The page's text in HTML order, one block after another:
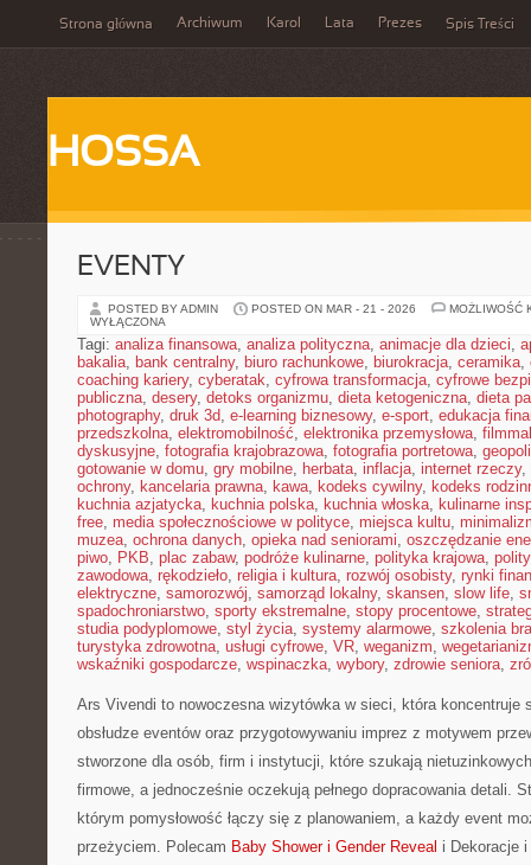
Strona główna Archiwum Karol Lata Prezes Spis Treści
HOSSA
EVENTY
POSTED BY ADMIN POSTED ON MAR - 21 - 2026
MOŻLIWOŚĆ
WYŁĄCZONA
Tagi: analiza finansowa, analiza polityczna, animacje dla dzieci,
bakalia, bank centralny, biuro rachunkowe, biurokracja, ceramika,
coaching kariery, cyberatak, cyfrowa transformacja, cyfrowe
publiczna, desery, detoks organizmu, dieta ketogeniczna, dieta
photography, druk 3d, e-learning biznesowy, e-sport, edukacja
przedszkolna, elektromobilność, elektronika przemysłowa,
dyskusyjne, fotografia krajobrazowa, fotografia portretowa,
gotowanie w domu, gry mobilne, herbata, inflacja, internet rzeczy,
ochrony, kancelaria prawna, kawa, kodeks cywilny, kodeks
kuchnia azjatycka, kuchnia polska, kuchnia włoska, kulinarne
free, media społecznościowe w polityce, miejsca kultu,
muzea, ochrona danych, opieka nad seniorami, oszczędzanie
piwo, PKB, plac zabaw, podróże kulinarne, polityka krajowa,
zawodowa, rękodzieło, religia i kultura, rozwój osobisty, rynki
elektryczne, samorozwój, samorząd lokalny, skansen, slow life,
spadochroniarstwo, sporty ekstremalne, stopy procentowe,
studia podyplomowe, styl życia, systemy alarmowe, szkolenia
turystyka zdrowotna, usługi cyfrowe, VR, weganizm,
wskaźniki gospodarcze, wspinaczka, wybory, zdrowie seniora,
Ars Vivendi to nowoczesna wizytówka w sieci, która koncentruje
obsłudze eventów oraz przygotowywaniu imprez z motywem
stworzone dla osób, firm i instytucji, które szukają
firmowe, a jednocześnie oczekują pełnego dopracowania detali.
którym pomysłowość łączy się z planowaniem, a każdy event
przeżyciem. Polecam Baby Shower i Gender Reveal i Dekoracje